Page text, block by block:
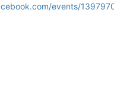
events/